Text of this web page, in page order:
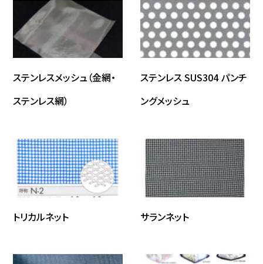
ステンレスメッシュ（金網・
ステンレス網）
ステンレス SUS304 パンチ
ングメッシュ
トリカルネット サランネット